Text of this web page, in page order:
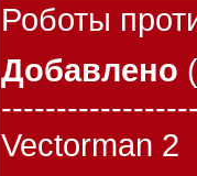
Роботы
Добавлено
Vectorman 2